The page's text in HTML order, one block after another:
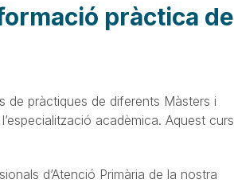
pràctica de
de pràctiques de diferents Màsters i
acadèmica. Aquest curs
d’Atenció Primària de la nostra